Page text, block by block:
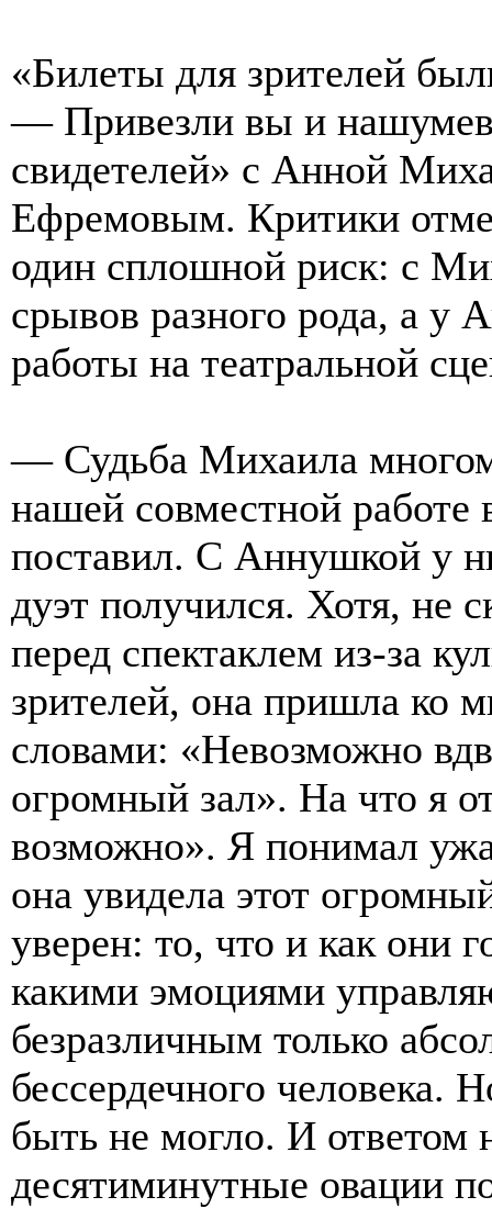
«Билеты для зрителей
— Привезли вы и
свидетелей» с Анной
Ефремовым. Критики
один сплошной риск: с
срывов разного рода, а
работы на театральной
— Судьба Михаила
нашей совместной работе
поставил. С Аннушкой у
дуэт получился. Хотя, не
перед спектаклем из-за
зрителей, она пришла ко
словами: «Невозможно
огромный зал». На что я
возможно». Я понимал
она увидела этот
уверен: то, что и как они
какими эмоциями
безразличным только
бессердечного человека.
быть не могло. И
десятиминутные овации